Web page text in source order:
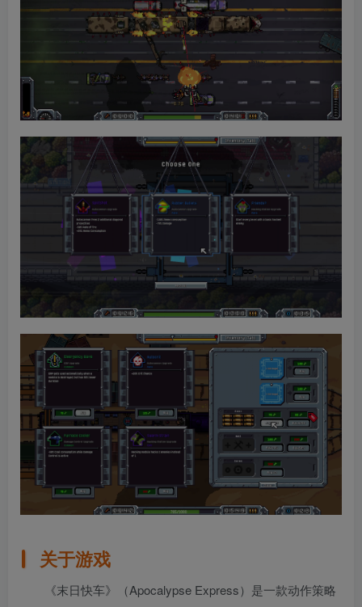
关于游戏
《末日快车》（Apocalypse Express）是一款动作策略